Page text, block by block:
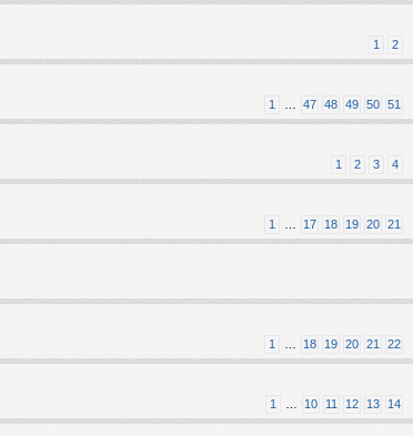
1 2
1 … 47 48 49 50 51
1 2 3 4
1 … 17 18 19 20 21
1 … 18 19 20 21 22
1 … 10 11 12 13 14